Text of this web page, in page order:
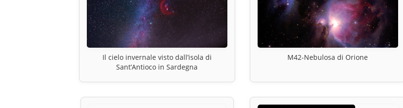
Il cielo invernale visto dall’isola di
Sant’Antioco in Sardegna
M42-Nebulosa di Orione